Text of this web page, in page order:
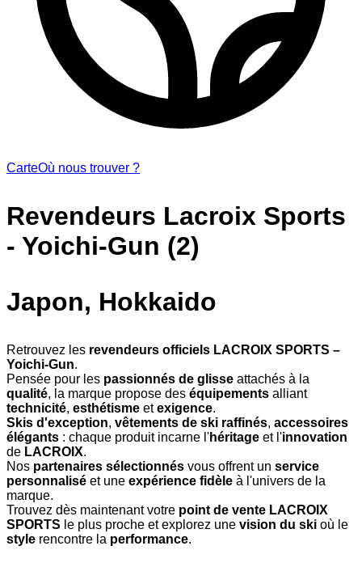
CarteOù nous trouver ?
Revendeurs Lacroix Sports
- Yoichi-Gun (2)
Japon, Hokkaido
Retrouvez les revendeurs officiels LACROIX SPORTS –
Yoichi-Gun.
Pensée pour les passionnés de glisse attachés à la
qualité, la marque propose des équipements alliant
technicité, esthétisme etexigence.
Skis d'exception, vêtements de ski raffinés, accessoires
élégants : chaque produit incarne l'héritage et l'innovation
de LACROIX.
Nos partenaires sélectionnés vous offrent un service
personnalisé et une expérience fidèle à l'univers de la
marque.
Trouvez dès maintenant votre point de vente LACROIX
SPORTS le plus proche et explorez une vision du ski où le
style rencontre la performance.